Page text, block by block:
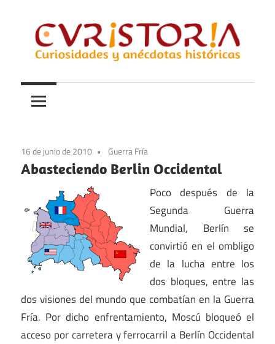
contenido
Curistoria
y
anécdotas
historia
16 de junio de 2010 Guerra Fría
Abasteciendo Berlin Occidental
Poco después de la
Segunda Guerra
Mundial, Berlín se
convirtió en el ombligo
de la lucha entre los
dos bloques, entre las
dos visiones del mundo que combatían en la Guerra
Fría. Por dicho enfrentamiento, Moscú bloqueó el
acceso por carretera y ferrocarril a Berlín Occidental